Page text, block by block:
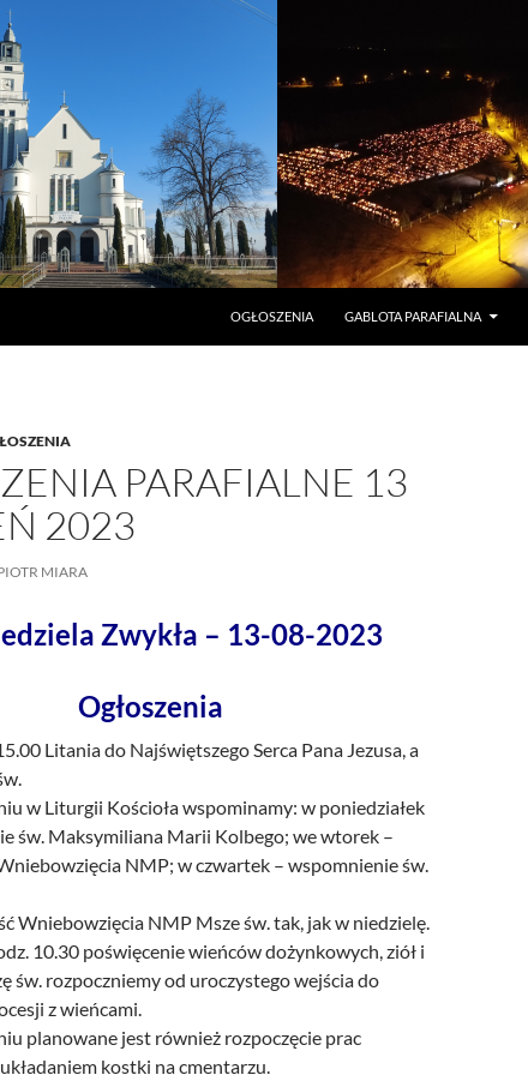
OGŁOSZENIA
GABLOTA PARAFIALNA
PARAFIALNE 13
2023
MIARA
Zwykła – 13-08-2023
Ogłoszenia
Litania do Najświętszego Serca Pana Jezusa, a
w Liturgii Kościoła wspominamy: w poniedziałek
św. Maksymiliana Marii Kolbego; we wtorek –
NMP; w czwartek – wspomnienie św.
Wniebowzięcia NMP Msze św. tak, jak w niedzielę.
10.30 poświęcenie wieńców dożynkowych, ziół i
św. rozpoczniemy od uroczystego wejścia do
z wieńcami.
planowane jest również rozpoczęcie prac
kostki na cmentarzu.